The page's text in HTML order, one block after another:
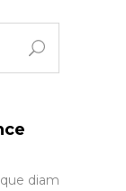
diam